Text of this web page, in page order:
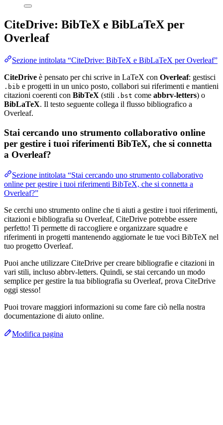
CiteDrive: BibTeX e BibLaTeX per
Overleaf
Sezione intitolata “CiteDrive: BibTeX e BibLaTeX per Overleaf”
CiteDrive è pensato per chi scrive in LaTeX con Overleaf: gestisci
.bib e progetti in un unico posto, collabori sui riferimenti e mantieni
citazioni coerenti con BibTeX (stili .bst come abbrv-letters) o
BibLaTeX. Il testo seguente collega il flusso bibliografico a
Overleaf.
Stai cercando uno strumento collaborativo online
per gestire i tuoi riferimenti BibTeX, che si connetta
a Overleaf?
Sezione intitolata “Stai cercando uno strumento collaborativo
online per gestire i tuoi riferimenti BibTeX, che si connetta a
Overleaf?”
Se cerchi uno strumento online che ti aiuti a gestire i tuoi riferimenti,
citazioni e bibliografia su Overleaf, CiteDrive potrebbe essere
perfetto! Ti permette di raccogliere e organizzare squadre e
riferimenti in progetti mantenendo aggiornate le tue voci BibTeX nel
tuo progetto Overleaf.
Puoi anche utilizzare CiteDrive per creare bibliografie e citazioni in
vari stili, incluso abbrv-letters. Quindi, se stai cercando un modo
semplice per gestire la tua bibliografia su Overleaf, prova CiteDrive
oggi stesso!
Puoi trovare maggiori informazioni su come fare ciò nella nostra
documentazione di aiuto online.
Modifica pagina